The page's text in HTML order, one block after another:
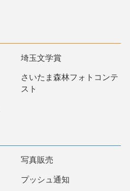
埼玉文学賞
さいたま森林フォトコンテ
スト
写真販売
プッシュ通知